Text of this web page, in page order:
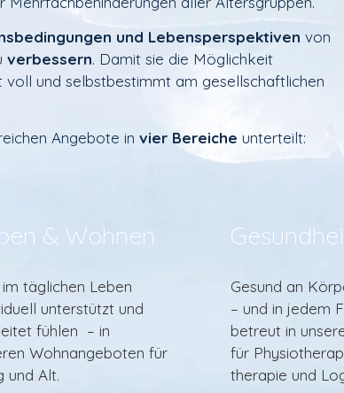
und Lebensperspektiven von
verbessern. Damit sie die Möglichkeit
voll und selbstbestimmt am gesellschaftlichen
Angebote in vier Bereiche unterteilt:
& Wohnen
im täglichen Leben
unterstützt und
fühlen – in
Wohnangeboten für
und Alt.
Gesund an
– und in jedem
betreut in
für
therapie und